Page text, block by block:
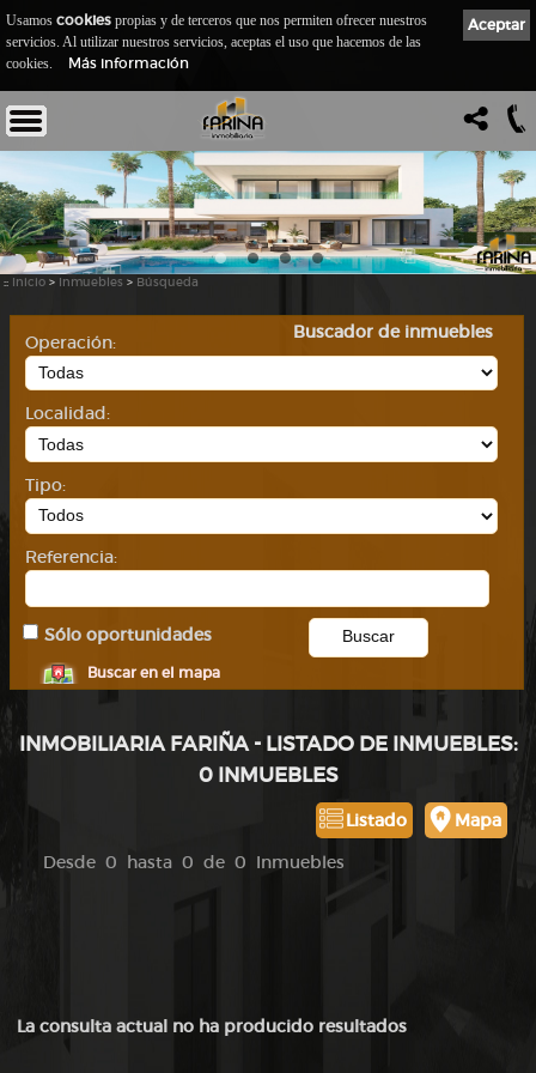
:: Inicio > Inmuebles > Búsqueda
Buscador de inmuebles
Operación:
Localidad:
Tipo:
Referencia:
Sólo oportunidades
Buscar en el mapa
INMOBILIARIA FARIÑA - LISTADO DE INMUEBLES:
0 INMUEBLES
Mapa
Listado
Desde 0 hasta 0 de 0 Inmuebles
La consulta actual no ha producido resultados
Aceptar
Usamos cookies propias y de terceros que nos permiten ofrecer nuestros
servicios. Al utilizar nuestros servicios, aceptas el uso que hacemos de las
cookies.
Más información